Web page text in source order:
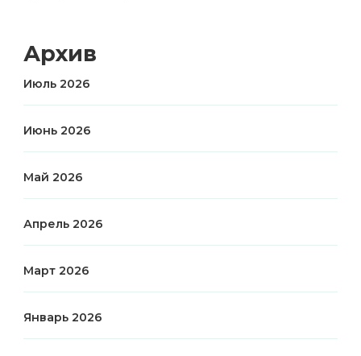
Архив
Июль 2026
Июнь 2026
Май 2026
Апрель 2026
Март 2026
Январь 2026